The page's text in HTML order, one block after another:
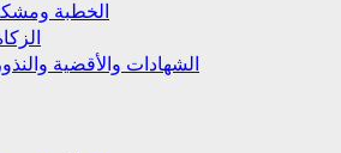
الخطبة
الشهادات والأقضية